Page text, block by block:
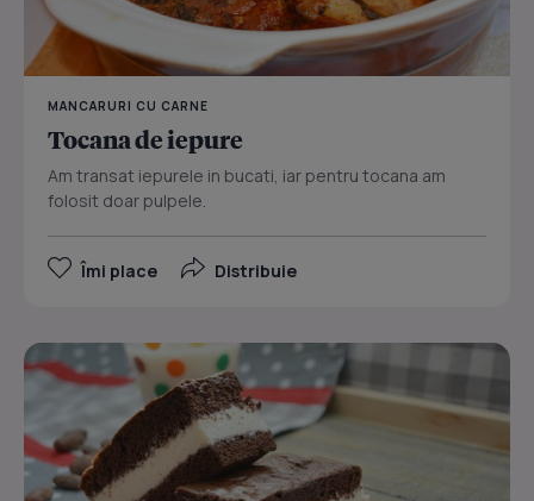
MANCARURI CU CARNE
Tocana de iepure
Am transat iepurele in bucati, iar pentru tocana am
folosit doar pulpele.
Îmi place Distribuie